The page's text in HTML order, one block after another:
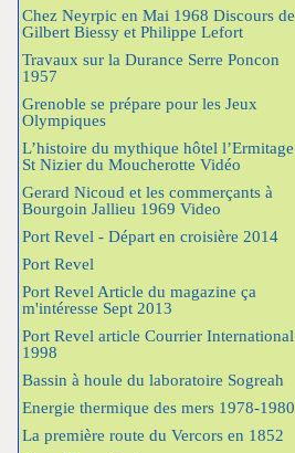
Chez Neyrpic en Mai 1968 Discours de
Gilbert Biessy et Philippe Lefort
Travaux sur la Durance Serre Poncon
1957
Grenoble se prépare pour les Jeux
Olympiques
L’histoire du mythique hôtel l’Ermitage
St Nizier du Moucherotte Vidéo
Gerard Nicoud et les commerçants à
Bourgoin Jallieu 1969 Video
Port Revel - Départ en croisière 2014
Port Revel
Port Revel Article du magazine ça
m'intéresse Sept 2013
Port Revel article Courrier International
1998
Bassin à houle du laboratoire Sogreah
Energie thermique des mers 1978-1980
La première route du Vercors en 1852